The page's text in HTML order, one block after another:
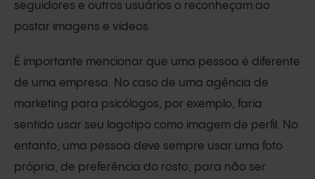
seguidores e outros usuários o reconheçam ao
postar imagens e vídeos.
É importante mencionar que uma pessoa é diferente
de uma empresa. No caso de uma agência de
marketing para psicólogos, por exemplo, faria
sentido usar seu logotipo como imagem de perfil. No
entanto, uma pessoa deve sempre usar uma foto
própria, de preferência do rosto, para não ser